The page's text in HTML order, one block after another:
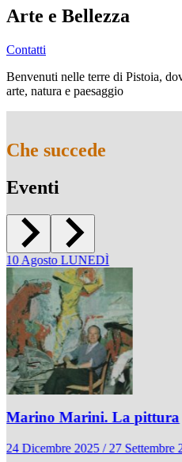
Arte e Bellezza
Contatti
Benvenuti nelle terre di Pistoia,
arte, natura e paesaggio
Che succede
Eventi
10Agosto LUNEDÌ
Marino Marini. La pittura
24 Dicembre 2025 / 27 Settembre